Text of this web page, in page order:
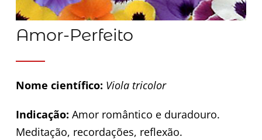
Amor-Perfeito
Nome científico: Viola tricolor
Indicação: Amor romântico e duradouro.
Meditação, recordações, reflexão.